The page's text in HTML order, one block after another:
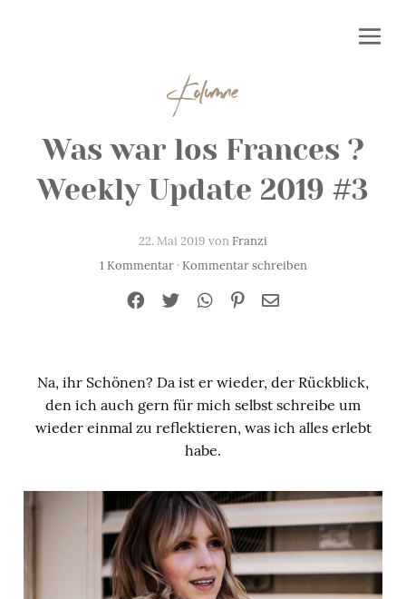
Kolumne
Was war los Frances ?
Weekly Update 2019 #3
22. Mai 2019 vonFranzi
1 Kommentar· Kommentar schreiben
Na, ihr Schönen? Da ist er wieder, der Rückblick,
den ich auch gern für mich selbst schreibe um
wieder einmal zu reflektieren, was ich alles erlebt
habe.